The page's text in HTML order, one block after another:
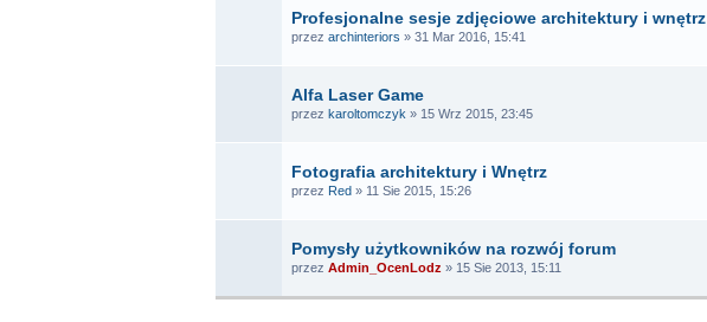
Profesjonalne sesje zdjęciowe architektury i wnętrz
przez archinteriors » 31 Mar 2016, 15:41
Alfa Laser Game
przez karoltomczyk » 15 Wrz 2015, 23:45
Fotografia architektury i Wnętrz
przez Red » 11 Sie 2015, 15:26
Pomysły użytkowników na rozwój forum
przez Admin_OcenLodz » 15 Sie 2013, 15:11